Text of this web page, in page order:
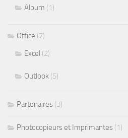
Album (1)
Office (7)
Excel (2)
Outlook (5)
Partenaires (3)
Photocopieurs et Imprimantes (1)